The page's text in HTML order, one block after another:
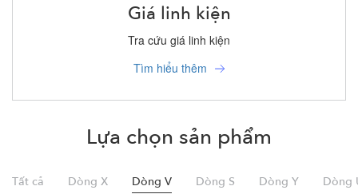
Giá linh kiện
Tra cứu giá linh kiện
Tìm hiểu thêm
Lựa chọn sản phẩm
Tất cả Dòng X Dòng V Dòng S Dòng Y Dòng